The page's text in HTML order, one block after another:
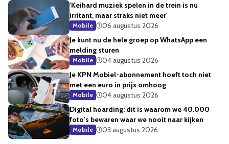
'Keihard muziek spelen in de trein is nu
irritant, maar straks niet meer'
Mobile
06 augustus 2026
Je kunt nu de hele groep op WhatsApp een
melding sturen
Mobile
04 augustus 2026
Je KPN Mobiel-abonnement hoeft toch niet
met een euro in prijs omhoog
Mobile
04 augustus 2026
Digital hoarding: dit is waarom we 40.000
foto's bewaren waar we nooit naar kijken
Mobile 03 augustus 2026